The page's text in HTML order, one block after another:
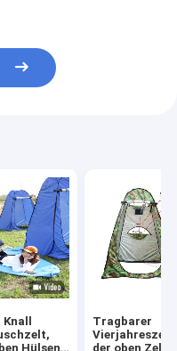
Hülsen-
Tragbarer
der oben Zelt